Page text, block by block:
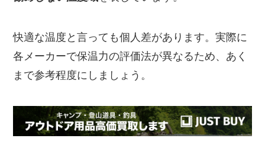
快適な温度と言っても個人差があります。実際に
各メーカーで保温力の評価法が異なるため、あく
まで参考程度にしましょう。